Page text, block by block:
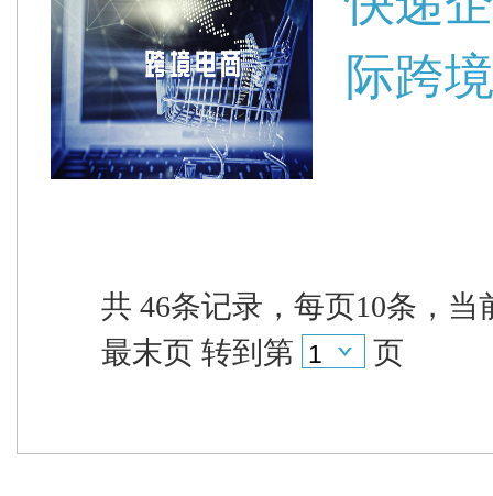
际跨
共 46条记录，每页10条，
最末页 转到第 页